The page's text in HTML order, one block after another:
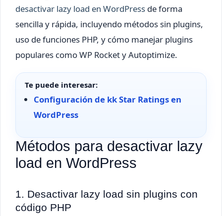
desactivar lazy load en WordPress de forma
sencilla y rápida, incluyendo métodos sin plugins,
uso de funciones PHP, y cómo manejar plugins
populares como WP Rocket y Autoptimize.
Te puede interesar:
Configuración de kk Star Ratings en
WordPress
Métodos para desactivar lazy
load en WordPress
1. Desactivar lazy load sin plugins con
código PHP